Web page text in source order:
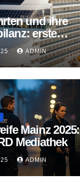
und ihre
erste
ADMIN
Mainz
Mediathek
ADMIN